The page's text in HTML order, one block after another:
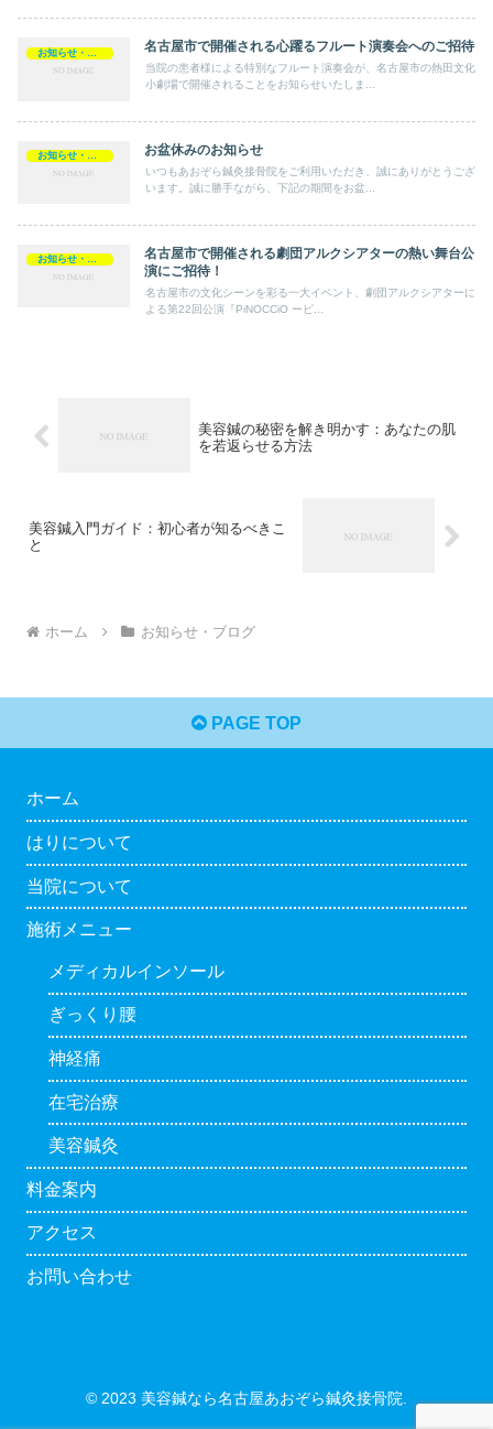
名古屋市で開催される心躍るフルート演奏会へのご招待
当院の患者様による特別なフルート演奏会が、名古屋市の熱田文化
小劇場で開催されることをお知らせいたしま...
お知らせ・ブログ お盆休みのお知らせ
いつもあおぞら鍼灸接骨院をご利用いただき、誠にありがとうござ
います。誠に勝手ながら、下記の期間をお盆...
お知らせ・ブログ
名古屋市で開催される劇団アルクシアターの熱い舞台公
演にご招待！
名古屋市の文化シーンを彩る一大イベント、劇団アルクシアターに
よる第22回公演『PiNOCCiO ーピ...
美容鍼の秘密を解き明かす：あなたの肌
を若返らせる方法
美容鍼入門ガイド：初心者が知るべきこ
と
ホーム お知らせ・ブログ
PAGE TOP
ホーム
はりについて
当院について
施術メニュー
メディカルインソール
ぎっくり腰
神経痛
在宅治療
美容鍼灸
料金案内
アクセス
お問い合わせ
© 2023 美容鍼なら名古屋あおぞら鍼灸接骨院.